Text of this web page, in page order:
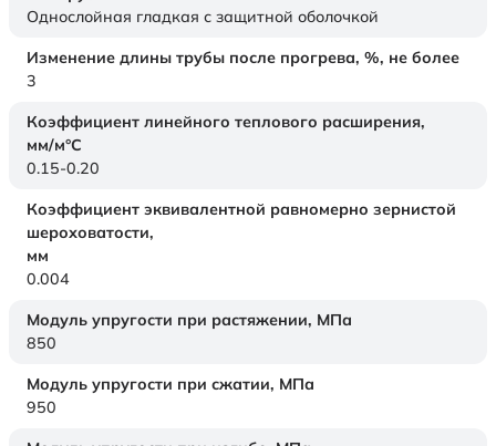
Однослойная гладкая с защитной оболочкой
Изменение длины трубы после прогрева, %, не более
3
Коэффициент линейного теплового расширения,
мм/м°С
0.15-0.20
Коэффициент эквивалентной равномерно зернистой
шероховатости,
мм
0.004
Модуль упругости при растяжении, МПа
850
Модуль упругости при сжатии, МПа
950